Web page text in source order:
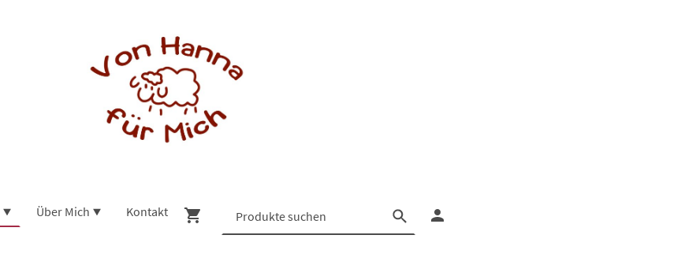
Über Mich Kontakt